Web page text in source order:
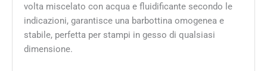
volta miscelato con acqua e fluidificante secondo le
indicazioni, garantisce una barbottina omogenea e
stabile, perfetta per stampi in gesso di qualsiasi
dimensione.